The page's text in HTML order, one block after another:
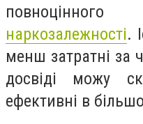
наркозалежності.
менш затратні за
досвіді можу
ефективні в